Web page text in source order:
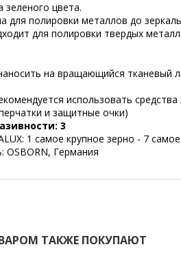
зеленого цвета.
для полировки металлов до
для полировки твердых
на вращающийся тканевый
использовать
и защитные очки)
3
1 самое крупное зерно - 7
OSBORN, Германия
ТАКЖЕ ПОКУПАЮТ